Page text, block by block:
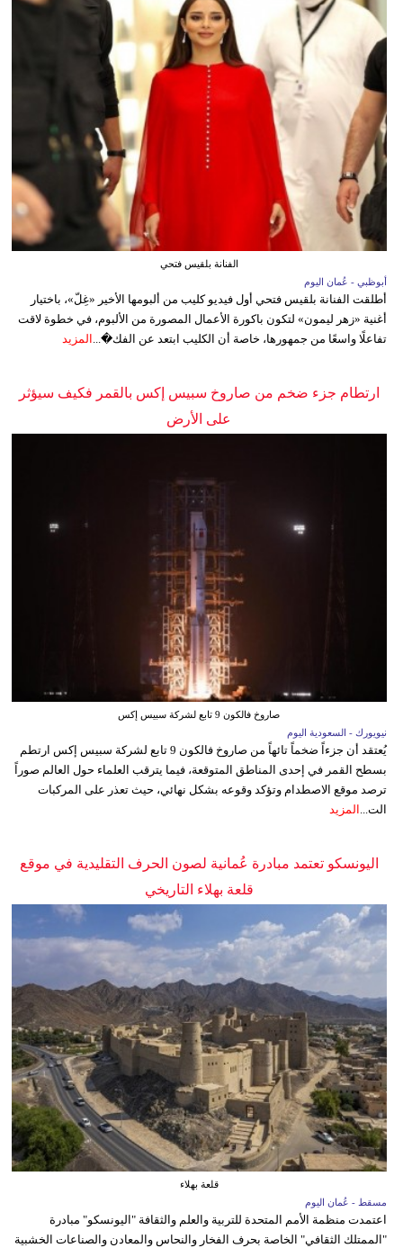
الفنانة بلقيس فتحي
أبوظبي - عُمان اليوم
أطلقت الفنانة بلقيس فتحي أول فيديو كليب من ألبومها الأخير «غِلّ»، باختيار
أغنية «زهر ليمون» لتكون باكورة الأعمال المصورة من الألبوم، في خطوة لاقت
تفاعلًا واسعًا من جمهورها، خاصة أن الكليب ابتعد عن الفك�...
المزيد
ارتطام جزء ضخم من صاروخ سبيس إكس بالقمر فكيف سيؤثر
على الأرض
صاروخ فالكون 9 تابع لشركة سبيس إكس
نيويورك - السعودية اليوم
يُعتقد أن جزءاً ضخماً تائهاً من صاروخ فالكون 9 تابع لشركة سبيس إكس ارتطم
بسطح القمر في إحدى المناطق المتوقعة، فيما يترقب العلماء حول العالم صوراً
ترصد موقع الاصطدام وتؤكد وقوعه بشكل نهائي، حيث تعذر على المركبات
الت... المزيد
اليونسكو تعتمد مبادرة عُمانية لصون الحرف التقليدية في موقع
قلعة بهلاء التاريخي
قلعة بهلاء
مسقط - عُمان اليوم
اعتمدت منظمة الأمم المتحدة للتربية والعلم والثقافة "اليونسكو" مبادرة
"الممتلك الثقافي" الخاصة بحرف الفخار والنحاس والمعادن والصناعات الخشبية